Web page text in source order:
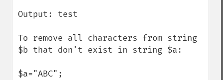
Output: test
To remove all characters from string
$b that don't exist in string $a:
$a="ABC";